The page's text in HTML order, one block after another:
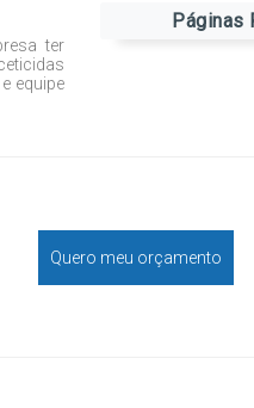
ter
equipe
Páginas
Quero meu orçamento